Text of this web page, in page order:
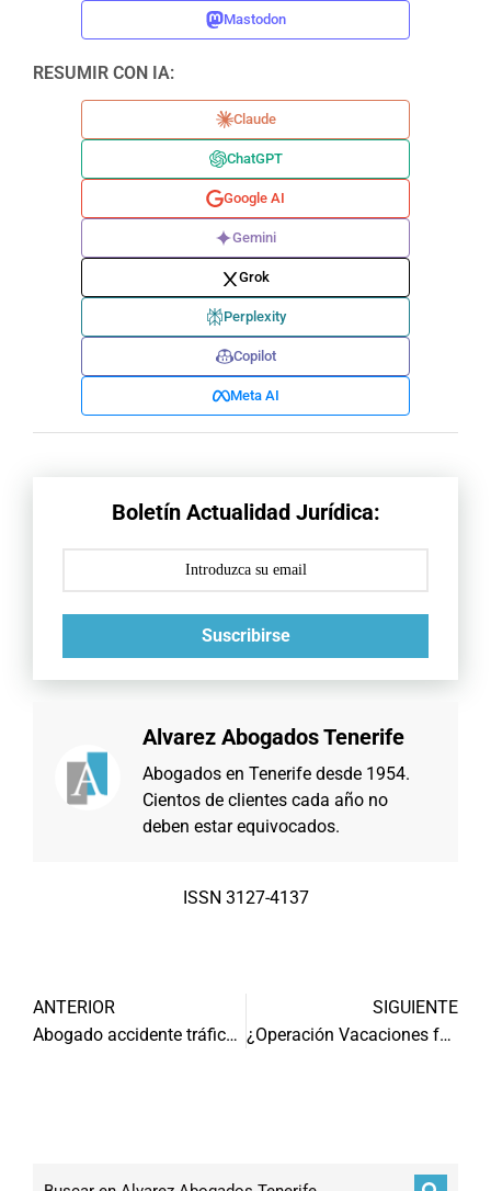
Mastodon
RESUMIR CON IA:
Claude
ChatGPT
Google AI
Gemini
Grok
Perplexity
Copilot
Meta AI
Boletín Actualidad Jurídica:
Suscribirse
Alvarez Abogados Tenerife
Abogados en Tenerife desde 1954.
Cientos de clientes cada año no
deben estar equivocados.
ISSN 3127-4137
ANTERIOR
Abogado accidente tráfico, recomendaciones
SIGUIENTE
¿Operación Vacaciones fue recaudatoria?